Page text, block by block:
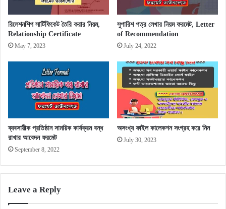
রিলেশনশিপ সার্টিফিকেট তৈরি করার নিয়ম,
Relationship Certificate
May 7, 2023
সুপারিশ পত্র লেখার নিয়ম ফরমেট, Letter
of Recommendation
July 24, 2022
ব্যবসায়ীক প্রতিষ্ঠান সাময়িক কার্যক্রম বন্ধ
রাখার আবেদন ফরমেট
September 8, 2022
অসংখ্য ফাইল কালেকশন সংগ্রহ করে নিন
July 30, 2023
Leave a Reply